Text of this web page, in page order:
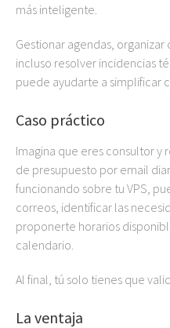
más inteligente.
Gestionar agendas,
incluso resolver incidencias
puede ayudarte a simplificar
Caso práctico
Imagina que eres consultor y
de presupuesto por email
funcionando sobre tu VPS,
correos, identificar las
proponerte horarios
calendario.
Al final, tú solo tienes que
La ventaja